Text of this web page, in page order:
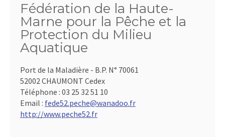
Fédération de la Haute-
Marne pour la Pêche et la
Protection du Milieu
Aquatique
Port de la Maladière - B.P. N° 70061
52002 CHAUMONT Cedex
Téléphone : 03 25 32 51 10
Email : fede52.peche@wanadoo.fr
http://www.peche52.fr